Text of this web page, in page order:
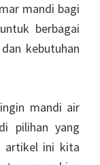
mandi bagi
berbagai
kebutuhan
mandi air
pilihan yang
artikel ini kita